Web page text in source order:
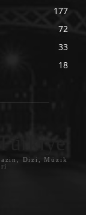
177
72
33
18
Dizi, Müzik